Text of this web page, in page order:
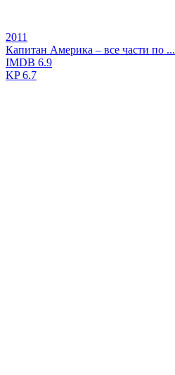
2011
Капитан Америка – все части по ...
IMDB 6.9
KP6.7